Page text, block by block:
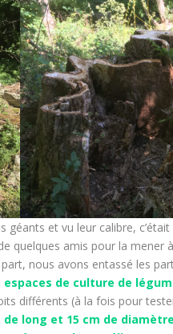
et vu leur calibre,
quelques amis pour la
nous avons entassé les
espaces de culture de
différents (à la fois pour
long et 15 cm de diamètre